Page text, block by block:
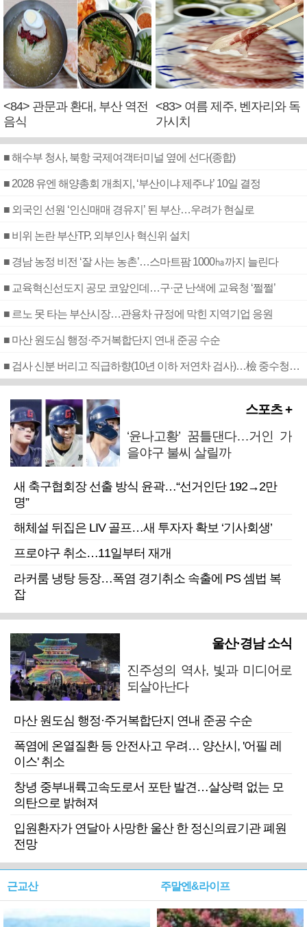
<84> 관문과 환대, 부산 역전
음식
<83> 여름 제주, 벤자리와 독
가시치
■ 해수부 청사, 북항 국제여객터미널 옆에 선다(종합)
■ 2028 유엔 해양총회 개최지, ‘부산이냐 제주냐’ 10일 결정
■ 외국인 선원 ‘인신매매 경유지’ 된 부산…우려가 현실로
■ 비위 논란 부산TP, 외부인사 혁신위 설치
■ 경남 농정 비전 ‘잘 사는 농촌’…스마트팜 1000㏊까지 늘린다
■ 교육혁신선도지 공모 코앞인데…구·군 난색에 교육청 ‘쩔쩔’
■ 르노 못 타는 부산시장…관용차 규정에 막힌 지역기업 응원
■ 마산 원도심 행정·주거복합단지 연내 준공 수순
■ 검사 신분 버리고 직급하향(10년 이하 저연차 검사)…檢 중수청행 기피
스포츠 +
‘윤나고황’ 꿈틀댄다…거인 가
을야구 불씨 살릴까
새 축구협회장 선출 방식 윤곽…“선거인단 192→2만
명”
해체설 뒤집은 LIV 골프…새 투자자 확보 ‘기사회생’
프로야구 취소…11일부터 재개
라커룸 냉탕 등장…폭염 경기취소 속출에 PS 셈법 복
잡
울산·경남 소식
진주성의 역사, 빛과 미디어로
되살아난다
마산 원도심 행정·주거복합단지 연내 준공 수순
폭염에 온열질환 등 안전사고 우려… 양산시, '어필 레
이스' 취소
창녕 중부내륙고속도로서 포탄 발견…살상력 없는 모
의탄으로 밝혀져
입원환자가 연달아 사망한 울산 한 정신의료기관 폐원
전망
근교산 주말엔&라이프